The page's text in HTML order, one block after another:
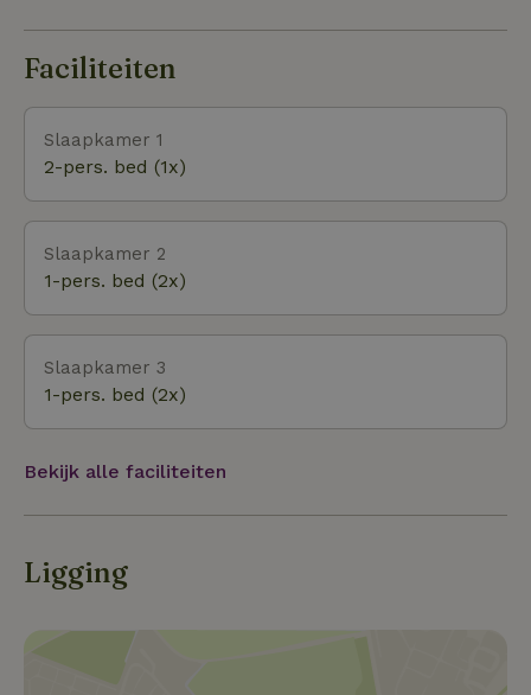
Faciliteiten
Slaapkamer 1
2-pers. bed (1x)
Slaapkamer 2
1-pers. bed (2x)
Slaapkamer 3
1-pers. bed (2x)
Bekijk alle faciliteiten
Ligging